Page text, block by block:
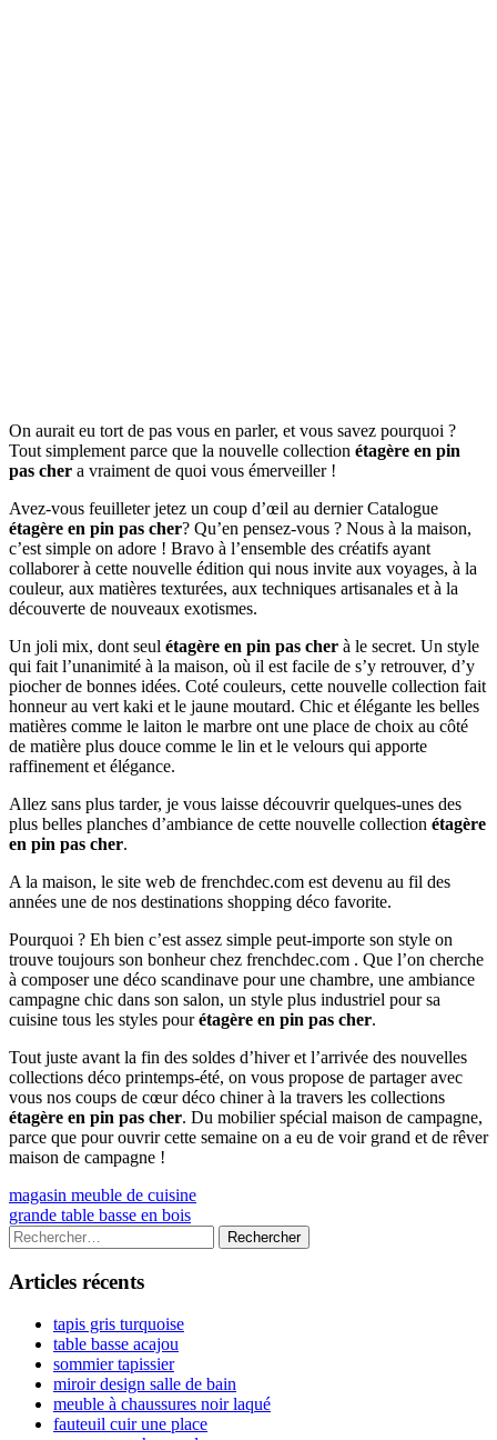
On aurait eu tort de pas vous en parler, et vous savez pourquoi ?
Tout simplement parce que la nouvelle collection étagère en pin
pas cher a vraiment de quoi vous émerveiller !
Avez-vous feuilleter jetez un coup d’œil au dernier Catalogue
étagère en pin pas cher? Qu’en pensez-vous ? Nous à la maison,
c’est simple on adore ! Bravo à l’ensemble des créatifs ayant
collaborer à cette nouvelle édition qui nous invite aux voyages, à la
couleur, aux matières texturées, aux techniques artisanales et à la
découverte de nouveaux exotismes.
Un joli mix, dont seul étagère en pin pas cher à le secret. Un style
qui fait l’unanimité à la maison, où il est facile de s’y retrouver, d’y
piocher de bonnes idées. Coté couleurs, cette nouvelle collection fait
honneur au vert kaki et le jaune moutard. Chic et élégante les belles
matières comme le laiton le marbre ont une place de choix au côté
de matière plus douce comme le lin et le velours qui apporte
raffinement et élégance.
Allez sans plus tarder, je vous laisse découvrir quelques-unes des
plus belles planches d’ambiance de cette nouvelle collection étagère
en pin pas cher.
A la maison, le site web de frenchdec.com est devenu au fil des
années une de nos destinations shopping déco favorite.
Pourquoi ? Eh bien c’est assez simple peut-importe son style on
trouve toujours son bonheur chez frenchdec.com . Que l’on cherche
à composer une déco scandinave pour une chambre, une ambiance
campagne chic dans son salon, un style plus industriel pour sa
cuisine tous les styles pourétagère en pin pas cher.
Tout juste avant la fin des soldes d’hiver et l’arrivée des nouvelles
collections déco printemps-été, on vous propose de partager avec
vous nos coups de cœur déco chiner à la travers les collections
étagère en pin pas cher. Du mobilier spécial maison de campagne,
parce que pour ouvrir cette semaine on a eu de voir grand et de rêver
maison de campagne !
Navigation
de
l’article
Previous
article:
magasin meuble de cuisine
Next
article:
grande table basse en bois
Colonne
latérale
principale
Rechercher :
Articles récents
tapis gris turquoise
table basse acajou
sommier tapissier
miroir design salle de bain
meuble à chaussures noir laqué
fauteuil cuir une place